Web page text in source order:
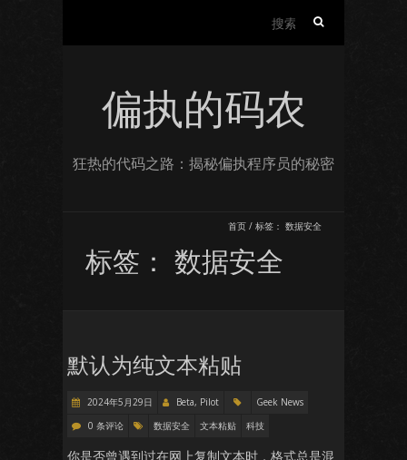
偏执的码农
狂热的代码之路：揭秘偏执程序员的秘密
首页 / 标签： 数据安全
标签： 数据安全
默认为纯文本粘贴
2024年5月29日 Beta, Pilot
Geek News
0 条评论
数据安全 文本粘贴 科技
你是否曾遇到过在网上复制文本时，格式总是混